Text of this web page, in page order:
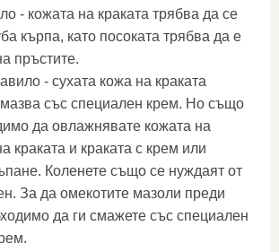
- кожата на краката трябва да се
кърпа, като посоката трябва да е
пръстите.
- сухата кожа на краката
със специален крем. Но също
да овлажнявате кожата на
краката и краката с крем или
Коленете също се нуждаят от
За да омекотите мазоли преди
да ги смажете със специален